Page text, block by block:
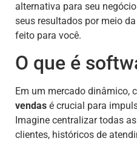
alternativa para seu
seus resultados por meio
feito para você.
O que é
Em um mercado dinâmico,
vendas é crucial para
Imagine centralizar todas
clientes, históricos de